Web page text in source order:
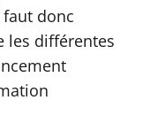
faut donc
les différentes